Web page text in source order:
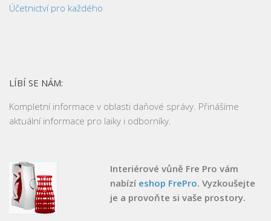
Účetnictví pro každého
LÍBÍ SE NÁM:
Kompletní informace v oblasti daňové správy. Přinášíme
aktuální informace pro laiky i odborníky.
Interiérové vůně Fre Pro vám
nabízí eshop FrePro. Vyzkoušejte
je a provoňte si vaše prostory.